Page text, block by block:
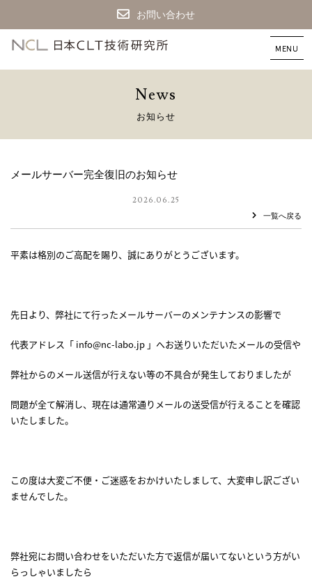
お問い合わせ
CLT
築
CLT
術
News
お知 らせ
メールサーバー完全復旧のお知らせ
2026.06.25
一覧へ戻る
平素は格別のご高配を賜り、誠にありがとうございます。
先日より、弊社にて行ったメールサーバーのメンテナンスの影響で
代表アドレス「 info@nc-labo.jp 」へお送りいただいたメールの受信や
弊社からのメール送信が行えない等の不具合が発生しておりましたが
問題が全て解消し、現在は通常通りメールの送受信が行えることを確認
いたしました。
この度は大変ご不便・ご迷惑をおかけいたしまして、大変申し訳ござい
ませんでした。
弊社宛にお問い合わせをいただいた方で返信が届いてないという方がい
らっしゃいましたら